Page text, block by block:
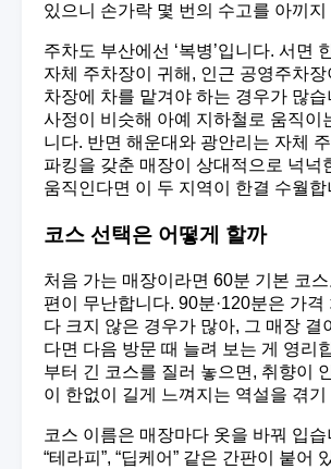
있으니 손가락 몇 번의 수고를 아끼지
주차도 부산에선 ‘복병’입니다. 서면
자체 주차장이 귀해, 인근 공영주차
차장에 차를 맡겨야 하는 경우가 많습
사정이 비슷해 아예 지하철로 움직이
니다. 반면 해운대와 광안리는 자체
파킹을 갖춘 매장이 상대적으로 넉넉
움직인다면 이 두 지역이 한결 수월합
코스 선택은 어떻게 할까
처음 가는 매장이라면 60분 기본 코스
편이 무난합니다. 90분·120분은 가격
다 크지 않은 경우가 많아, 그 매장 결
다면 다음 방문 때 늘려 보는 게 영리
부터 긴 코스를 질러 놓으면, 취향이
이 한없이 길게 느껴지는 역설을 겪기
코스 이름은 매장마다 옷을 바꿔 입습
“테라피”, “딥케어” 같은 간판이 붙어